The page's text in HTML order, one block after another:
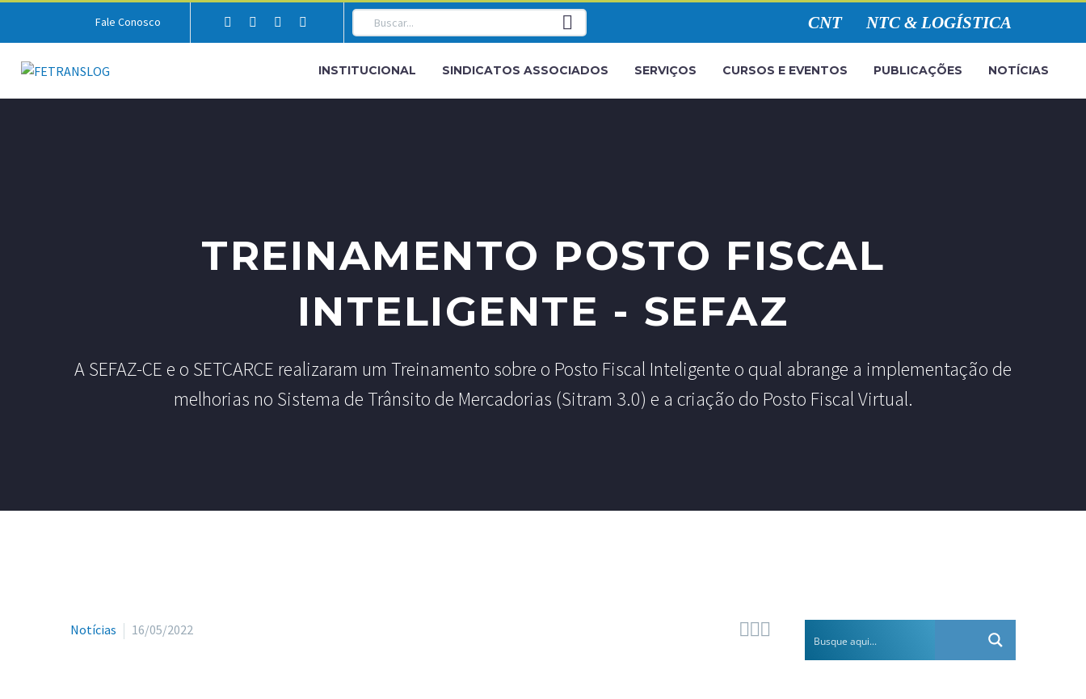
Fale Conosco CNT NTC & LOGÍSTICA
INSTITUCIONAL SINDICATOS ASSOCIADOS SERVIÇOS CURSOS E EVENTOS PUBLICAÇÕES NOTÍCIAS
TREINAMENTO POSTO FISCAL
INTELIGENTE - SEFAZ
A SEFAZ-CE e o SETCARCE realizaram um Treinamento sobre o Posto Fiscal Inteligente o qual abrange a implementação de
melhorias no Sistema de Trânsito de Mercadorias (Sitram 3.0) e a criação do Posto Fiscal Virtual.

Notícias 16/05/2022